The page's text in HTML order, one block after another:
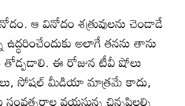
ఆ వినోదం శత్రువులను చెండాడే
అలాగే తనను తాను
తోడ్పడాలి. ఈ రోజున టీవీ షోలు
సోషల్ మీడియా మాత్రమే కాదు,
వయసున్న చిన్నపిల్లల్ని